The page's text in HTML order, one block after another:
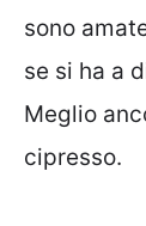
sono
se si ha a
Meglio
cipresso.